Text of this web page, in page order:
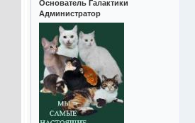
Основатель Галактики
Администратор